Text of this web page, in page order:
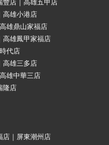
豐店｜高雄五甲店
高雄小港店
雄鼎山家福店
高雄鳳甲家福店
代店
高雄三多店
雄中華三店
隆店
店｜屏東潮州店